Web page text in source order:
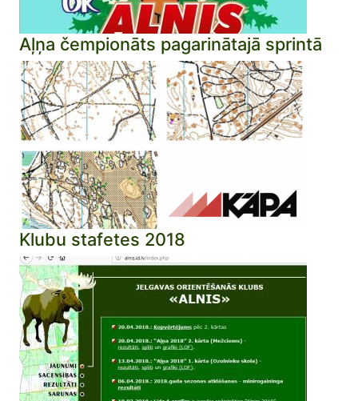
Aļņa čempionāts pagarinātajā sprintā
Klubu stafetes 2018